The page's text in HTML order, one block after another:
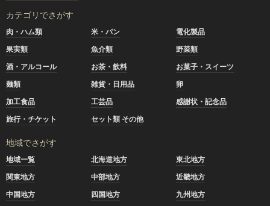
カテゴリでさがす
肉・ハム類 米・パン
電化製品
果実類
魚介類
野菜類
酒・アルコール
お茶・飲料
お菓子・スイーツ
麺類
雑貨・日用品
卵
加工食品
工芸品
感謝状・記念品
旅行・チケット
セット類 その他
地域でさがす
地域一覧 北海道地方
東北地方
関東地方
中部地方
近畿地方
中国地方
四国地方 九州地方